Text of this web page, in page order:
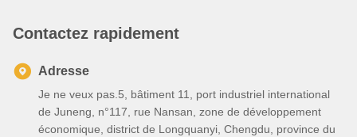
Contactez rapidement
Adresse
Je ne veux pas.5, bâtiment 11, port industriel international
de Juneng, n°117, rue Nansan, zone de développement
économique, district de Longquanyi, Chengdu, province du